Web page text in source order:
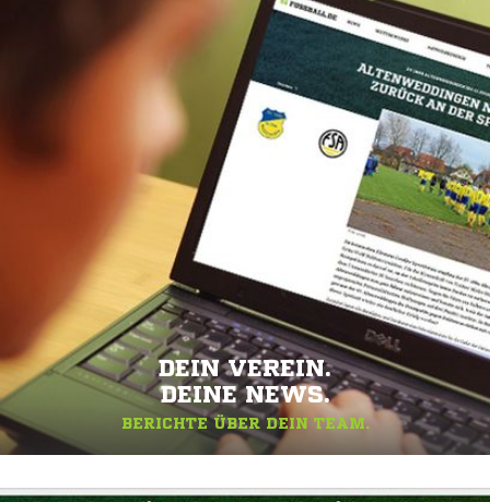
DEIN VEREIN.
DEINE NEWS.
BERICHTE ÜBER DEIN TEAM.